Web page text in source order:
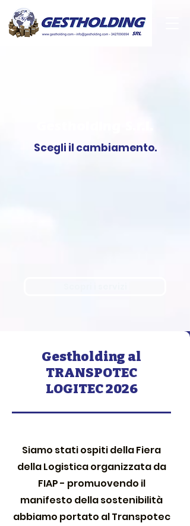
Scegli il cambiamento.
Gestholding al
TRANSPOTEC
LOGITEC 2026
Siamo stati ospiti della Fiera
della Logistica organizzata da
FIAP - promuovendo il
manifesto della sostenibilità
abbiamo portato al Transpotec